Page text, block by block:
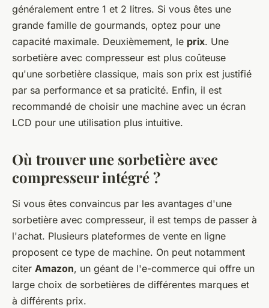
généralement entre 1 et 2 litres. Si vous êtes une
grande famille de gourmands, optez pour une
capacité maximale. Deuxièmement, le prix. Une
sorbetière avec compresseur est plus coûteuse
qu'une sorbetière classique, mais son prix est justifié
par sa performance et sa praticité. Enfin, il est
recommandé de choisir une machine avec un écran
LCD pour une utilisation plus intuitive.
Où trouver une sorbetière avec
compresseur intégré ?
Si vous êtes convaincus par les avantages d'une
sorbetière avec compresseur, il est temps de passer à
l'achat. Plusieurs plateformes de vente en ligne
proposent ce type de machine. On peut notamment
citer Amazon, un géant de l'e-commerce qui offre un
large choix de sorbetières de différentes marques et
à différents prix.